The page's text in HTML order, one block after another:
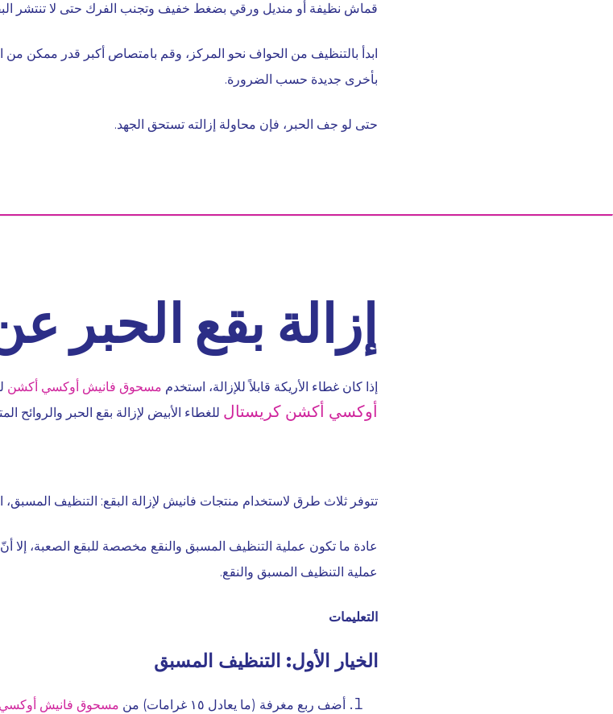
قماش نظيفة أو منديل ورقي بضغط خفيف وتجنب الفرك حتى لا تنتشر
ابدأ بالتنظيف من الحواف نحو المركز، وقم بامتصاص أكبر قدر ممكن من
بأخرى جديدة حسب الضرورة.
حتى لو جف الحبر، فإن محاولة إزالته تستحق الجهد.
إزالة بقع الحبر
إذا كان غطاء الأريكة قابلاً للإزالة، استخدم مسحوق فانيش أوكسي أكشن
أوكسي أكشن كريستال للغطاء الأبيض لإزالة بقع الحبر والروائح المتبقّية و٩٩.٩٪ من
تتوفر ثلاث طرق لاستخدام منتجات فانيش لإزالة البقع: التنظيف المسبق،
عادة ما تكون عملية التنظيف المسبق والنقع مخصصة للبقع الصعبة،
عملية التنظيف المسبق والنقع.
التعليمات
الخيار الأول: التنظيف المسبق
أضف ربع مغرفة (ما يعادل ١٥ غرامات) من مسحوق فانيش